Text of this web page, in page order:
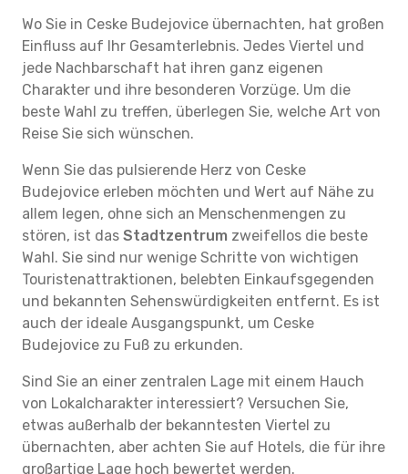
Wo Sie in Ceske Budejovice übernachten, hat großen
Einfluss auf Ihr Gesamterlebnis. Jedes Viertel und
jede Nachbarschaft hat ihren ganz eigenen
Charakter und ihre besonderen Vorzüge. Um die
beste Wahl zu treffen, überlegen Sie, welche Art von
Reise Sie sich wünschen.
Wenn Sie das pulsierende Herz von Ceske
Budejovice erleben möchten und Wert auf Nähe zu
allem legen, ohne sich an Menschenmengen zu
stören, ist das Stadtzentrum zweifellos die beste
Wahl. Sie sind nur wenige Schritte von wichtigen
Touristenattraktionen, belebten Einkaufsgegenden
und bekannten Sehenswürdigkeiten entfernt. Es ist
auch der ideale Ausgangspunkt, um Ceske
Budejovice zu Fuß zu erkunden.
Sind Sie an einer zentralen Lage mit einem Hauch
von Lokalcharakter interessiert? Versuchen Sie,
etwas außerhalb der bekanntesten Viertel zu
übernachten, aber achten Sie auf Hotels, die für ihre
großartige Lage hoch bewertet werden.